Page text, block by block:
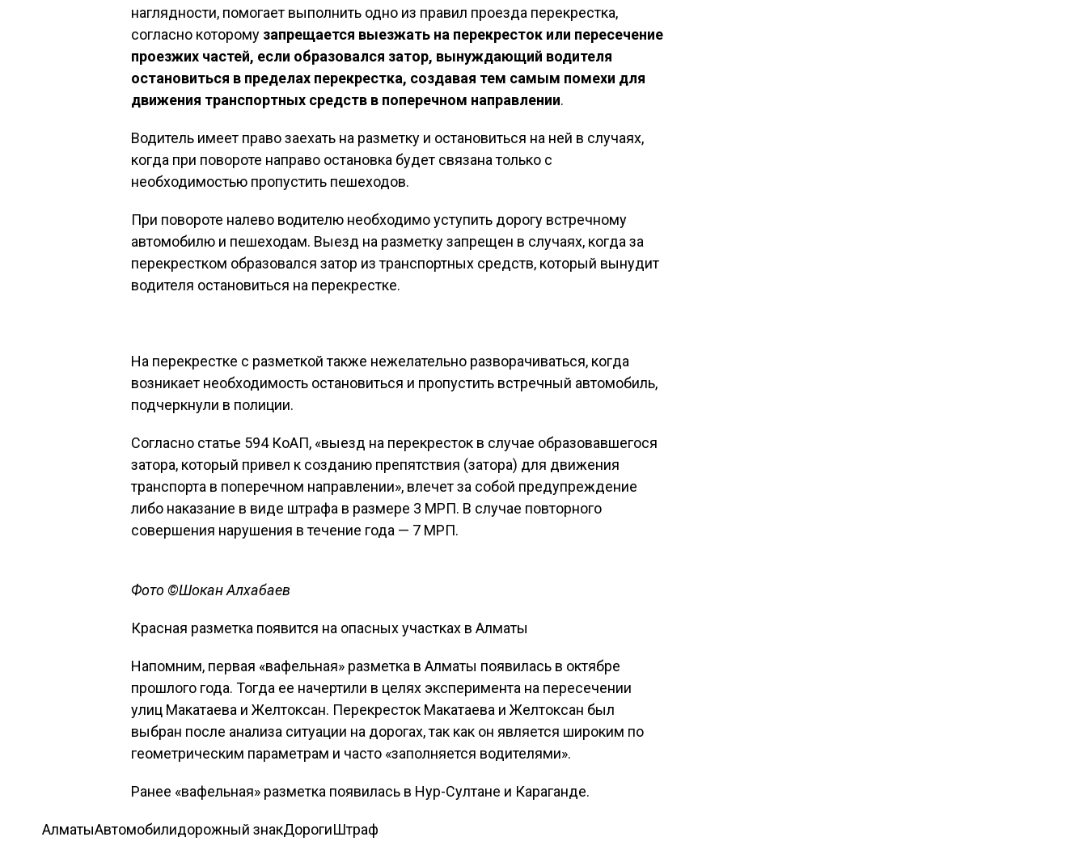
наглядности, помогает выполнить одно из правил проезда перекрестка,
согласно которому запрещается выезжать на перекресток или пересечение
проезжих частей, если образовался затор, вынуждающий водителя
остановиться в пределах перекрестка, создавая тем самым помехи для
движения транспортных средств в поперечном направлении.
Водитель имеет право заехать на разметку и остановиться на ней в случаях,
когда при повороте направо остановка будет связана только с
необходимостью пропустить пешеходов.
При повороте налево водителю необходимо уступить дорогу встречному
автомобилю и пешеходам. Выезд на разметку запрещен в случаях, когда за
перекрестком образовался затор из транспортных средств, который вынудит
водителя остановиться на перекрестке.
На перекрестке с разметкой также нежелательно разворачиваться, когда
возникает необходимость остановиться и пропустить встречный автомобиль,
подчеркнули в полиции.
Согласно статье 594 КоАП, «выезд на перекресток в случае образовавшегося
затора, который привел к созданию препятствия (затора) для движения
транспорта в поперечном направлении», влечет за собой предупреждение
либо наказание в виде штрафа в размере 3 МРП. В случае повторного
совершения нарушения в течение года — 7 МРП.
Фото ©Шокан Алхабаев
Красная разметка появится на опасных участках в Алматы
Напомним, первая «вафельная» разметка в Алматы появилась в октябре
прошлого года. Тогда ее начертили в целях эксперимента на пересечении
улиц Макатаева и Желтоксан. Перекресток Макатаева и Желтоксан был
выбран после анализа ситуации на дорогах, так как он является широким по
геометрическим параметрам и часто «заполняется водителями».
Ранее «вафельная» разметка появилась в Нур-Султане и Караганде.
АлматыАвтомобилидорожный знакДорогиШтраф